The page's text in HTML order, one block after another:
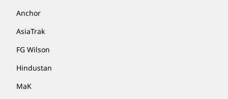
Anchor
AsiaTrak
FG Wilson
Hindustan
MaK